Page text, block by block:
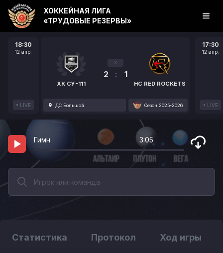
18:30
12 апр.
LIVE
ХК СУ-111
3
2 : 1
HC RED ROCKETS
ДС Большой Сезон 2025-2026
17:30
12 апр.
LIVE
ХОККЕЙНАЯ ЛИГА
«ТРУДОВЫЕ РЕЗЕРВЫ»
Гимн 3:05
Статистика Протокол Ход игры